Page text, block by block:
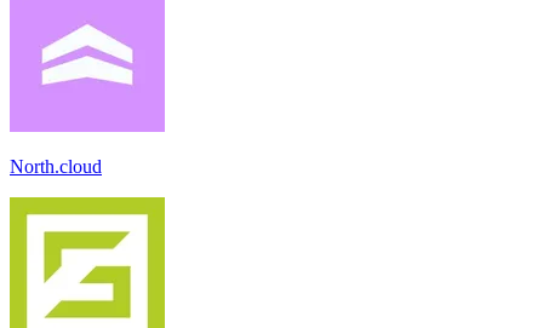
North.cloud